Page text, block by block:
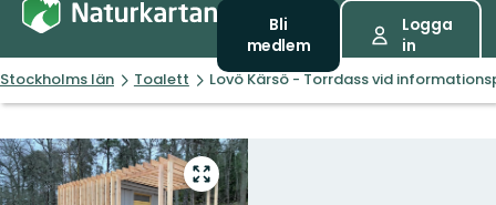
Bli
medlem
Logga
in
Stockholms län Toalett Lovö Kärsö - Torrdass vid
Gå